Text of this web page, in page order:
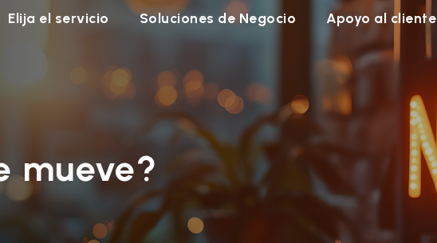
Elija el servicio Soluciones de Negocio Apoyo al cliente
mueve?